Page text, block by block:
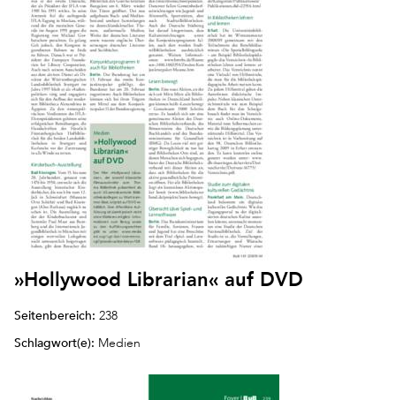
»Hollywood Librarian« auf DVD
Seitenbereich: 238
Schlagwort(e): Medien